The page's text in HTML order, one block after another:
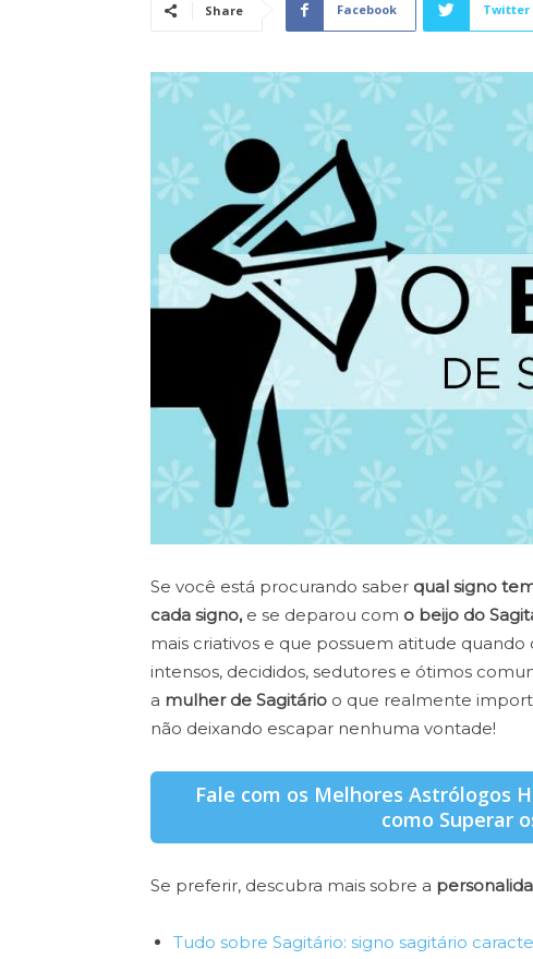
Share Facebook Twitter
Se você está procurando saber qual signo
cada signo, e se deparou com o beijo do
mais criativos e que possuem atitude
intensos, decididos, sedutores e ótimos
a mulher de Sagitário o que realmente
não deixando escapar nenhuma vontade!
Fale com os Melhores Astrólogos
como Superar
Se preferir, descubra mais sobre a
Tudo sobre Sagitário: signo sagitário